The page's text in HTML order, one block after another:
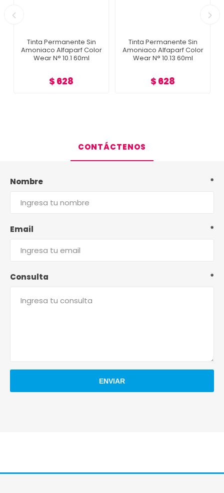
Tinta Permanente Sin
Amoniaco Alfaparf Color
Wear N° 10.1 60ml
$ 628
Tinta Permanente Sin
Amoniaco Alfaparf Color
Wear N° 10.13 60ml
$ 628
CONTÁCTENOS
Nombre *
Email *
Consulta *